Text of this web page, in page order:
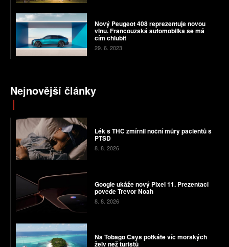
Nový Peugeot 408 reprezentuje novou
vlnu. Francouzská automobilka se má
čím chlubit
29. 6. 2023
Nejnovější články
Lék s THC zmírnil noční můry pacientů s
PTSD
8. 8. 2026
Google ukáže nový Pixel 11. Prezentaci
povede Trevor Noah
8. 8. 2026
Na Tobago Cays potkáte víc mořských
želv než turistů